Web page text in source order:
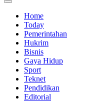
Home
Today
Pemerintahan
Hukrim
Bisnis
Gaya Hidup
Sport
Teknet
Pendidikan
Editorial